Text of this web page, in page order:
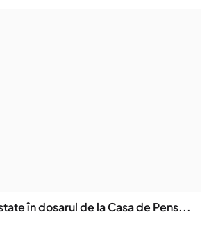
în dosarul de la Casa de Pens...